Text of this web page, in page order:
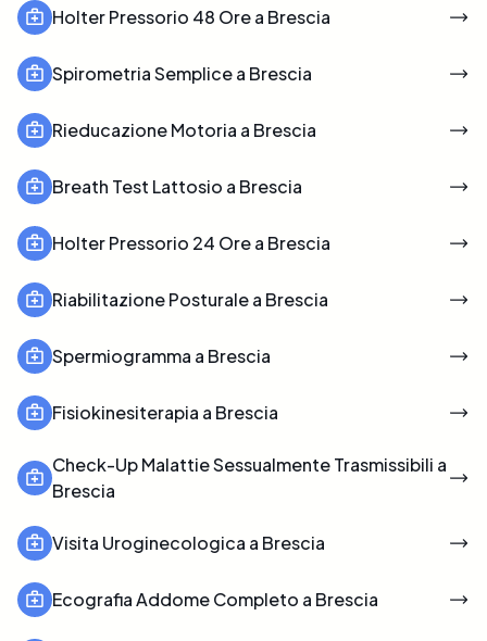
Holter Pressorio 48 Ore a Brescia
Spirometria Semplice a Brescia
Rieducazione Motoria a Brescia
Breath Test Lattosio a Brescia
Holter Pressorio 24 Ore a Brescia
Riabilitazione Posturale a Brescia
Spermiogramma a Brescia
Fisiokinesiterapia a Brescia
Check-Up Malattie Sessualmente Trasmissibili a
Brescia
Visita Uroginecologica a Brescia
Ecografia Addome Completo a Brescia